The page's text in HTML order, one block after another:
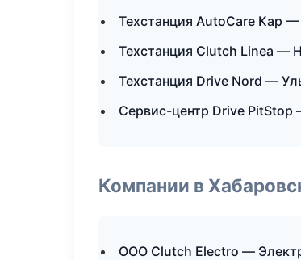
Техстанция AutoCare Кар
Техстанция Clutch Linea —
Техстанция Drive Nord —
Сервис-центр Drive PitStop
Компании в
ООО Clutch Electro —